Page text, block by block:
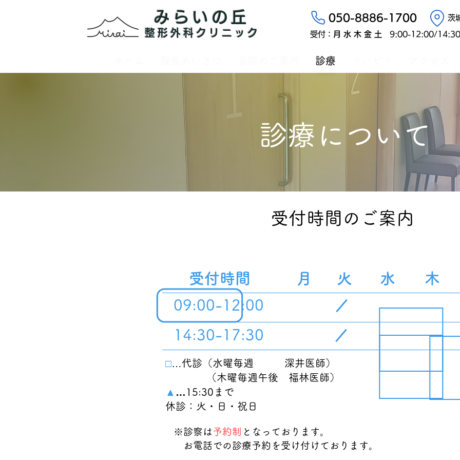
みらいの丘
整形外科クリニック
050-8886-1700
​受付： 月 水 木 金 土 9:00-12:00/14:30-
茨
診療
​診療について
​受付時間のご案内
□ …代診（水曜毎週 深井医師）
（木曜毎週午後 福林医師）
▲ … 15:30まで
休診：火・日・祝日
受付時間 月 火 水 木
09:00-12:00
14:30-17:30
※診察は 予約制 となっております。
​ お電話での診療予約を受け付けております。